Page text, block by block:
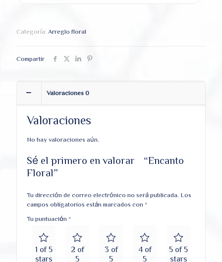
Categoría: Arreglo floral
Compartir
Valoraciones 0
Valoraciones
No hay valoraciones aún.
Sé el primero en valorar “Encanto
Floral”
Tu dirección de correo electrónico no será publicada. Los
campos obligatorios están marcados con *
Tu puntuación *
1 of 5
stars
2 of
5
3 of
5
4 of
5
5 of 5
stars